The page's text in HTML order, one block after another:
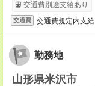
交通費別途支給あり
交通費 交通費規定内支給
勤務地
山形県米沢市